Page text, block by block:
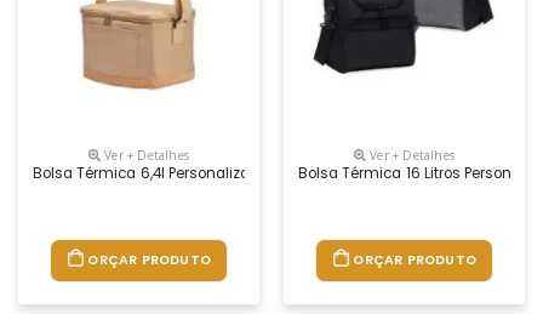
Ver + Detalhes
Bolsa Térmica 6,4l Personalizada
ORÇAR PRODUTO
Ver + Detalhes
Bolsa Térmica 16 Litros
ORÇAR PRODUTO